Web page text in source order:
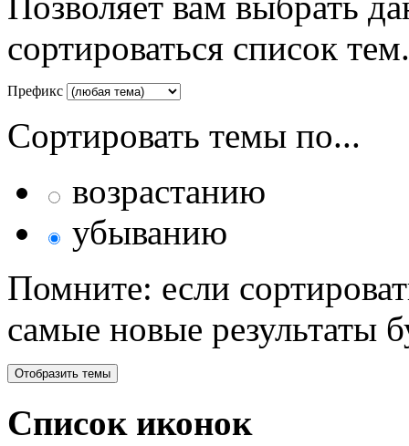
сортироваться список тем.
Префикс
Сортировать темы по...
возрастанию
убыванию
Помните: если
самые новые результаты
Список иконок